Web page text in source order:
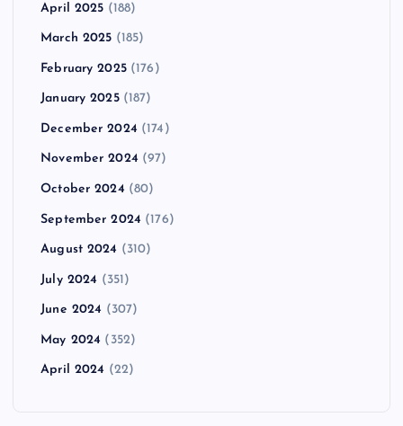
April 2025 (188)
March 2025 (185)
February 2025(176)
January 2025(187)
December 2024 (174)
November 2024 (97)
October 2024 (80)
September 2024 (176)
August 2024 (310)
July 2024 (351)
June 2024 (307)
May 2024 (352)
April 2024 (22)